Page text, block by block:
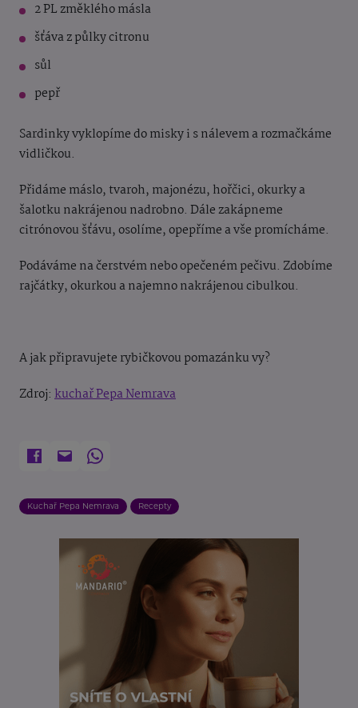
2 PL změklého másla
šťáva z půlky citronu
sůl
pepř
Sardinky vyklopíme do misky i s nálevem a rozmačkáme
vidličkou.
Přidáme máslo, tvaroh, majonézu, hořčici, okurky a
šalotku nakrájenou nadrobno. Dále zakápneme
citrónovou šťávu, osolíme, opepříme a vše promícháme.
Podáváme na čerstvém nebo opečeném pečivu. Zdobíme
rajčátky, okurkou a najemno nakrájenou cibulkou.
A jak připravujete rybičkovou pomazánku vy?
Zdroj: kuchař Pepa Nemrava
Kuchař Pepa Nemrava Recepty